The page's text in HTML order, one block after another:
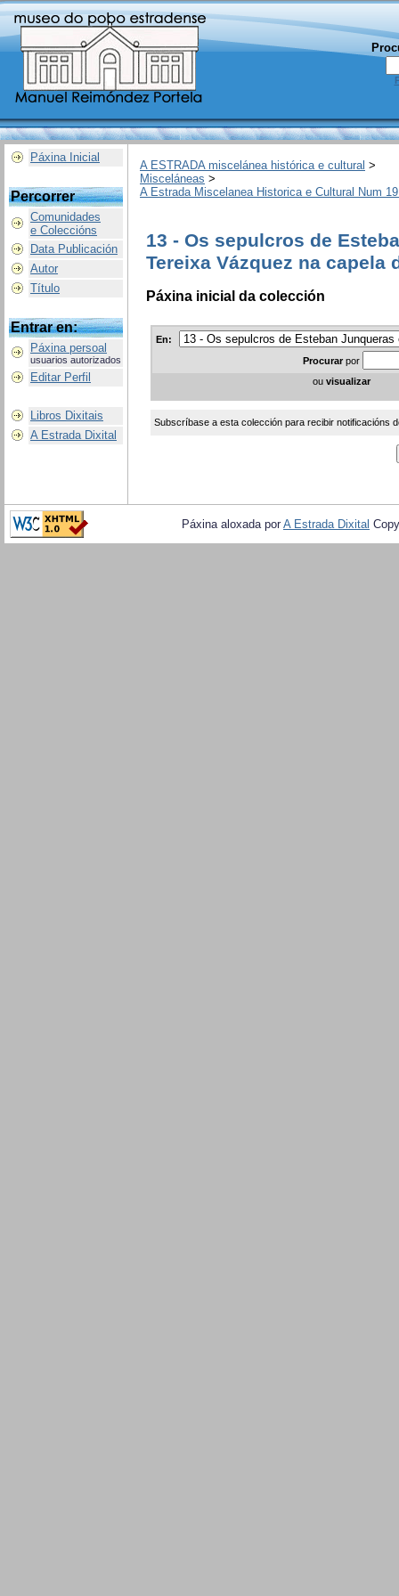
Páxina Inicial
Percorrer
Comunidades
e Coleccións
Data Publicación
Autor
Título
Entrar en:
Páxina persoal
usuarios autorizados
Editar Perfil
Libros Dixitais
A Estrada Dixital
A ESTRADA miscelánea histórica e cultural >
Misceláneas >
A Estrada Miscelanea Historica e Cultural Num
13 - Os sepulcros de
Tereixa Vázquez na capela
Páxina inicial da colección
En:
Procurar por
ou visualizar
Subscríbase a esta colección para recibir notificacións
Páxina aloxada por A Estrada Dixital